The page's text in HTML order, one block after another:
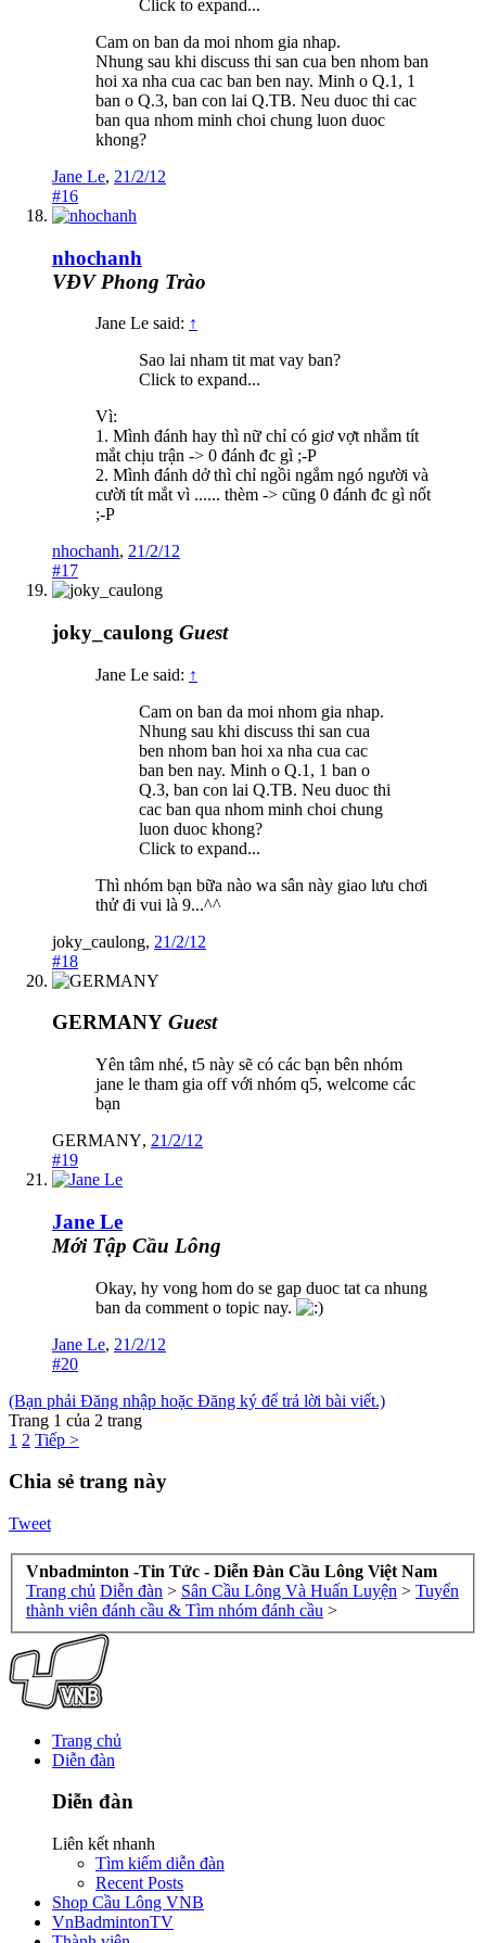
Click to expand...
Cam on ban da moi nhom gia nhap.
Nhung sau khi discuss thi san cua ben nhom ban
hoi xa nha cua cac ban ben nay. Minh o Q.1, 1
ban o Q.3, ban con lai Q.TB. Neu duoc thi cac
ban qua nhom minh choi chung luon duoc
khong?
Jane Le, 21/2/12
#16
nhochanh
VĐV Phong Trào
Jane Le said: ↑
Sao lai nham tit mat vay ban?
Click to expand...
Vì:
1. Mình đánh hay thì nữ chỉ có giơ vợt nhắm tít
mắt chịu trận -> 0 đánh đc gì ;-P
2. Mình đánh dở thì chỉ ngồi ngắm ngó người và
cười tít mắt vì ...... thèm -> cũng 0 đánh đc gì nốt
;-P
nhochanh, 21/2/12
#17
joky_caulong Guest
Jane Le said: ↑
Cam on ban da moi nhom gia nhap.
Nhung sau khi discuss thi san cua
ben nhom ban hoi xa nha cua cac
ban ben nay. Minh o Q.1, 1 ban o
Q.3, ban con lai Q.TB. Neu duoc thi
cac ban qua nhom minh choi chung
luon duoc khong?
Click to expand...
Thì nhóm bạn bữa nào wa sân này giao lưu chơi
thử đi vui là 9...^^
joky_caulong, 21/2/12
#18
GERMANY Guest
Yên tâm nhé, t5 này sẽ có các bạn bên nhóm
jane le tham gia off với nhóm q5, welcome các
bạn
GERMANY, 21/2/12
#19
Jane Le
Mới Tập Cầu Lông
Okay, hy vong hom do se gap duoc tat ca nhung
ban da comment o topic nay.
Jane Le, 21/2/12
#20
(Bạn phải Đăng nhập hoặc Đăng ký để trả lời bài viết.)
Trang 1 của 2 trang
1 2 Tiếp >
Chia sẻ trang này
Tweet
Vnbadminton -Tin Tức - Diễn Đàn Cầu Lông Việt Nam
Trang chủ Diễn đàn > Sân Cầu Lông Và Huấn Luyện > Tuyển
thành viên đánh cầu & Tìm nhóm đánh cầu >
Trang chủ
Diễn đàn
Diễn đàn
Liên kết nhanh
Tìm kiếm diễn đàn
Recent Posts
Shop Cầu Lông VNB
VnBadmintonTV